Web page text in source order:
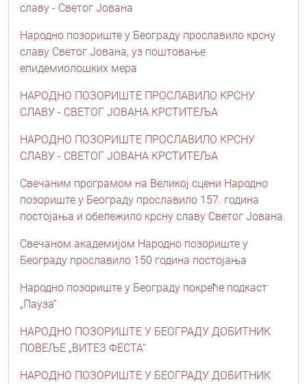
славу - Светог Јована
Народно позориште у Београду прославило крсну
славу Светог Јована, уз поштовање
епидемиолошких мера
НАРОДНО ПОЗОРИШТЕ ПРОСЛАВИЛО КРСНУ
СЛАВУ - СВЕТОГ ЈОВАНА КРСТИТЕЉА
НАРОДНО ПОЗОРИШТЕ ПРОСЛАВИЛО КРСНУ
СЛАВУ - СВЕТОГ ЈОВАНА КРСТИТЕЉА
Свечаним програмом на Великој сцени Народно
позориште у Београду прославило 157. година
постојања и обележило крсну славу Светог Јована
Свечаном академијом Народно позориште у
Београду прославило 150 година постојања
Народно позориште у Београду покреће подкаст
„Пауза”
НАРОДНО ПОЗОРИШТЕ У БЕОГРАДУ ДОБИТНИК
ПОВЕЉЕ „ВИТЕЗ ФЕСТА“
НАРОДНО ПОЗОРИШТЕ У БЕОГРАДУ ДОБИТНИК